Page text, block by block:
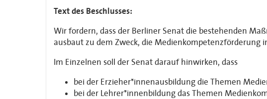
Text des Beschlusses:
Wir fordern, dass der Berliner Senat die bestehenden
ausbaut zu dem Zweck, die
Im Einzelnen soll der Senat darauf hinwirken, dass
bei der Erzieher*innenausbildung die Themen
bei der Lehrer*innenbildung das Themen